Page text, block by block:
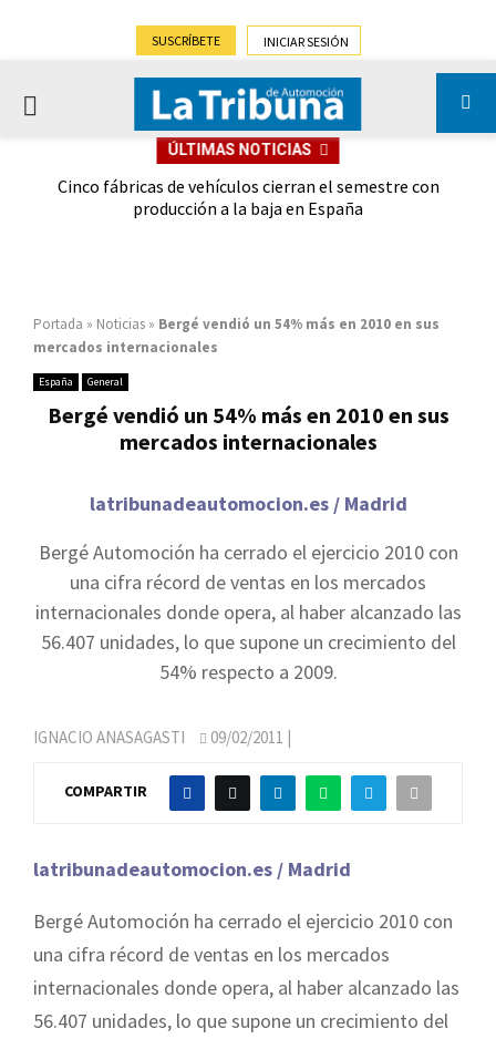
SUSCRÍBETE INICIAR SESIÓN
PRIMARY
ÚLTIMAS NOTICIAS
Cinco fábricas de vehículos cierran el semestre con
producción a la baja en España
Portada » Noticias » Bergé vendió un 54% más en 2010 en sus
mercados internacionales
España General
Bergé vendió un 54% más en 2010 en sus
mercados internacionales
latribunadeautomocion.es / Madrid
Bergé Automoción ha cerrado el ejercicio 2010 con
una cifra récord de ventas en los mercados
internacionales donde opera, al haber alcanzado las
56.407 unidades, lo que supone un crecimiento del
54% respecto a 2009.
IGNACIO ANASAGASTI 09/02/2011 |
COMPARTIR
latribunadeautomocion.es / Madrid
Bergé Automoción ha cerrado el ejercicio 2010 con
una cifra récord de ventas en los mercados
internacionales donde opera, al haber alcanzado las
56.407 unidades, lo que supone un crecimiento del